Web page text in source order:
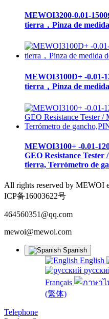
MEWOI3200-0.01-
tierra，Pinza de
MEWOI3100D+ -0.01-
tierra，Pinza de
MEWOI3100+ -0.01-
GEO Resistance Tester
tierra, Terrómetro de
All rights reserved by MEWOI
ICP备16003622号
464560351@qq.com
mewoi@mewoi.com
Spanish
English
Français
(繁体)
Telephone